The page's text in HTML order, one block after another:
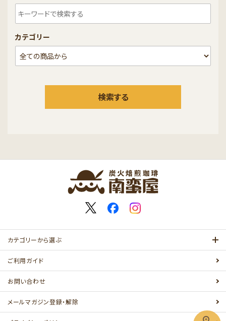
カテゴリー
検索する
カテゴリーから選ぶ
ご利用ガイド
お問い合わせ
メールマガジン登録・解除